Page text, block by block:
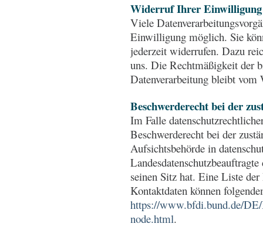
Widerruf Ihrer Einwilligung
Viele
Einwilligung möglich. Sie
jederzeit widerrufen. Dazu
uns. Die Rechtmäßigkeit der
Datenverarbeitung bleibt
Beschwerderecht bei der
Im Falle
Beschwerderecht bei der
Aufsichtsbehörde in
seinen Sitz hat. Eine Liste
Kontaktdaten können
https://www.bfdi.bund.de/
node.html.